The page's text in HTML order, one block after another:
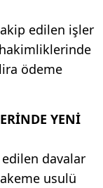
edilen işler
ödeme
YENİ
davalar
usulü